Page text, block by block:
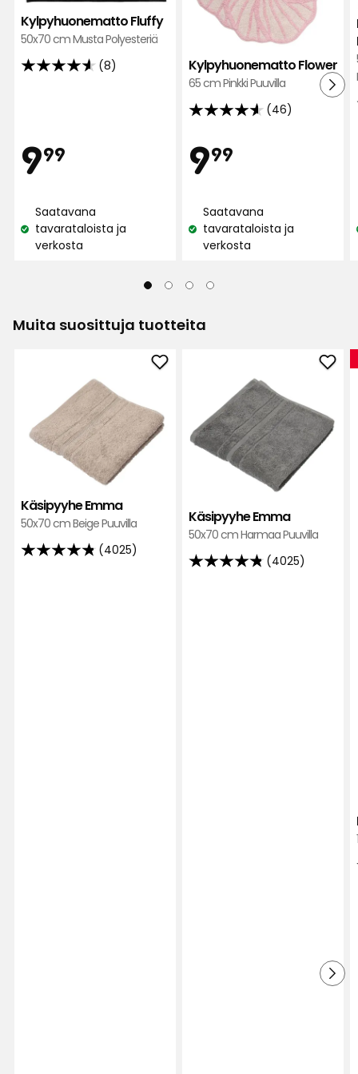
Kylpyhuonematto Fluffy
50x70 cm Musta Polyesteriä
(8)
4.6
arvostelun
perusteella
Hinta
999
€
Katso
saatavuus:
Saatavana
tavarataloista ja
verkosta
Kylpyhuonematto Flower
65 cm Pinkki Puuvilla
(46)
4.6
5:stä,
46
perusteella
999
€
Katso
saatavuus:
Saatavana
tavarataloista ja
verkosta
Muita suosittuja tuotteita
Käsipyyhe Emma
50x70 cm Beige Puuvilla
(4025)
4.8
Lisää
Emma
suosikkeihin
Käsipyyhe Emma
50x70 cm Harmaa Puuvilla
(4025)
4.8